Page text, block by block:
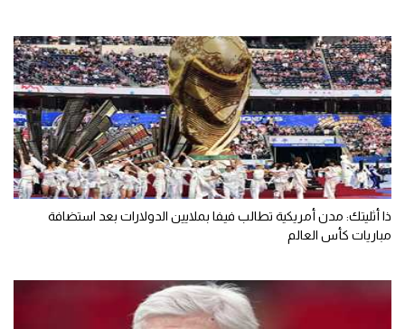
ذا أثليتك: مدن أمريكية تطالب فيفا بملايين الدولارات بعد استضافة
مباريات كأس العالم